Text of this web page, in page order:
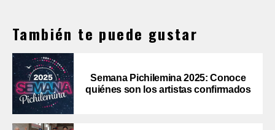
También te puede gustar
Semana Pichilemina 2025: Conoce
quiénes son los artistas confirmados